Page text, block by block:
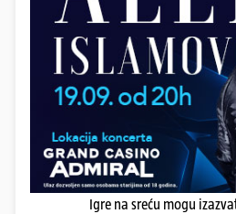
Igre na sreću mogu